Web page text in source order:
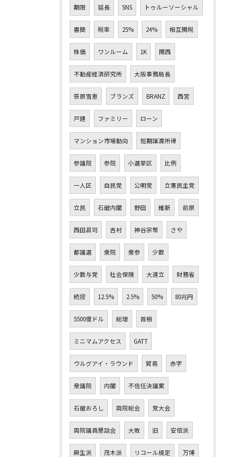
期限 延長 SNS トゥルーソーシャル
書簡 税率 25% 24% 相互関税
株価 ワンルーム 1K 関西
不動産経済研究所 大阪事務局長
笹原雪恵 ブランズ BRANZ 西宮
戸建 ファミリー ローン
マンション市場動向 短期譲渡所得
参議院 参院 小選挙区 比例
一人区 自民党 公明党 立憲民主党
立民 石破内閣 野田 維新 前原
西田昌司 吉村 神谷宗幣 さや
都議選 衆院 衆参 少数
少数与党 社会保険 大連立 財務省
続投 12.5% 2.5% 50% 80兆円
5500億ドル 総理 首相
ミニマムアクセス GATT
ウルグアイ・ラウンド 貿易 赤字
衆議院 内閣 不信任決議案
石破おろし 両院総会 党大会
両院議員懇談会 大敗 旧 安倍派
麻生派 茂木派 リコール規定 万博